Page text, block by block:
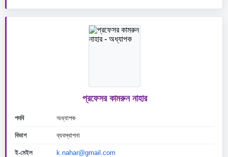
প্রফেসর কামরুন নাহার
পদবি অধ্যাপক
বিভাগ ব্যবস্থাপনা
ই-মেইল k.nahar@gmail.com